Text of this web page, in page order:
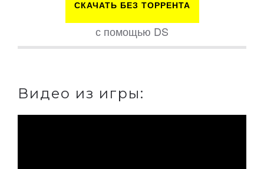
СКАЧАТЬ БЕЗ ТОРРЕНТА
с помощью DS
Видео из игры: